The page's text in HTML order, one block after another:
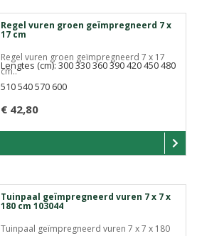
Regel vuren groen geïmpregneerd 7 x
17 cm
Regel vuren groen geïmpregneerd 7 x 17
cm..
€ 42,80
Lengtes (cm): 300 330 360 390 420 450 480
510 540 570 600
Tuinpaal geïmpregneerd vuren 7 x 7 x
180 cm 103044
Tuinpaal geïmpregneerd vuren 7 x 7 x 180